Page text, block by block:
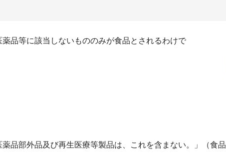
品等に該当しないもののみが食品とされるわけで
部外品及び再生医療等製品は、これを含まない。」（食品